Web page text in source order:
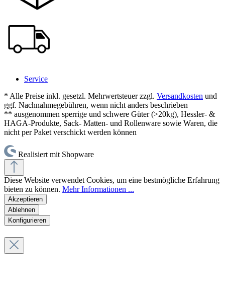
Service
* Alle Preise inkl. gesetzl. Mehrwertsteuer zzgl. Versandkosten und
ggf. Nachnahmegebühren, wenn nicht anders beschrieben
** ausgenommen sperrige und schwere Güter (>20kg), Hessler- &
HAGA-Produkte, Sack- Matten- und Rollenware sowie Waren, die
nicht per Paket verschickt werden können
Realisiert mit Shopware
Diese Website verwendet Cookies, um eine bestmögliche Erfahrung
bieten zu können. Mehr Informationen ...
Akzeptieren
Ablehnen
Konfigurieren